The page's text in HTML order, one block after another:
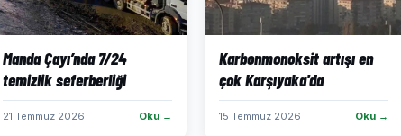
Manda Çayı’nda 7/24
temizlik seferberliği
21 Temmuz 2026 Oku →
Karbonmonoksit artışı en
çok Karşıyaka'da
15 Temmuz 2026 Oku →